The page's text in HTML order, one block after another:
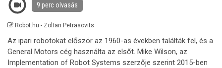
9 perc olvasás
Robot.hu - Zoltan Petrasovits
Az ipari robotokat először az 1960-as években találták fel, és a
General Motors cég használta az elsőt. Mike Wilson, az
Implementation of Robot Systems szerzője szerint 2015-ben